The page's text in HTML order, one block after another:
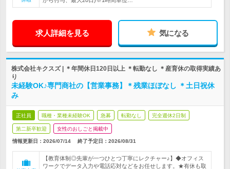
求人詳細を見る 気になる
株式会社キクスズ | ＊年間休日120日以上 ＊転勤なし ＊産育休の取得実績あ
り
未経験OK♪専門商社の【営業事務】＊残業ほぼなし ＊土日祝休
み
正社員 職種・業種未経験OK 急募 転勤なし 完全週休2日制
第二新卒歓迎 女性のおしごと掲載中
情報更新日：2026/07/14 終了予定日： 2026/08/31
【教育体制◎先輩が一つひとつ丁寧にレクチャー♪】◆オフィス
ワークでデータ入力や電話応対などをお任せします。★有休も取